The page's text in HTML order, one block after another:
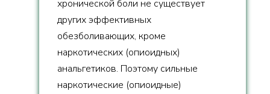
хронической боли не существует
других эффективных
обезболивающих, кроме
наркотических (опиоидных)
анальгетиков. Поэтому сильные
наркотические (опиоидные)